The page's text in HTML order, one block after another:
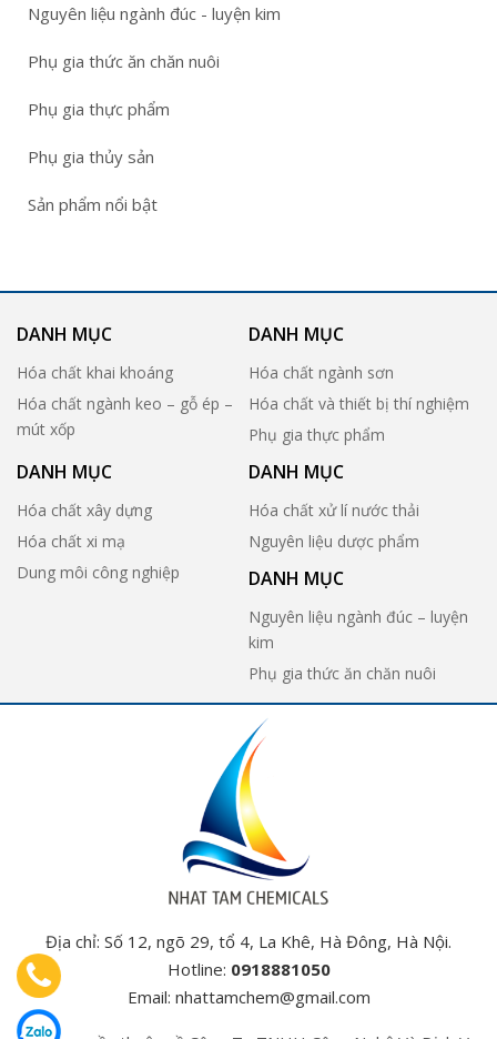
Nguyên liệu ngành đúc - luyện kim
Phụ gia thức ăn chăn nuôi
Phụ gia thực phẩm
Phụ gia thủy sản
Sản phẩm nổi bật
DANH MỤC
Hóa chất khai khoáng
Hóa chất ngành keo – gỗ ép –
mút xốp
DANH MỤC
Hóa chất ngành sơn
Hóa chất và thiết bị thí nghiệm
Phụ gia thực phẩm
DANH MỤC
Hóa chất xây dựng
Hóa chất xi mạ
Dung môi công nghiệp
DANH MỤC
Hóa chất xử lí nước thải
Nguyên liệu dược phẩm
DANH MỤC
Nguyên liệu ngành đúc – luyện
kim
Phụ gia thức ăn chăn nuôi
Địa chỉ: Số 12, ngõ 29, tổ 4, La Khê, Hà Đông, Hà Nội.
Hotline: 0918881050
Email: nhattamchem@gmail.com